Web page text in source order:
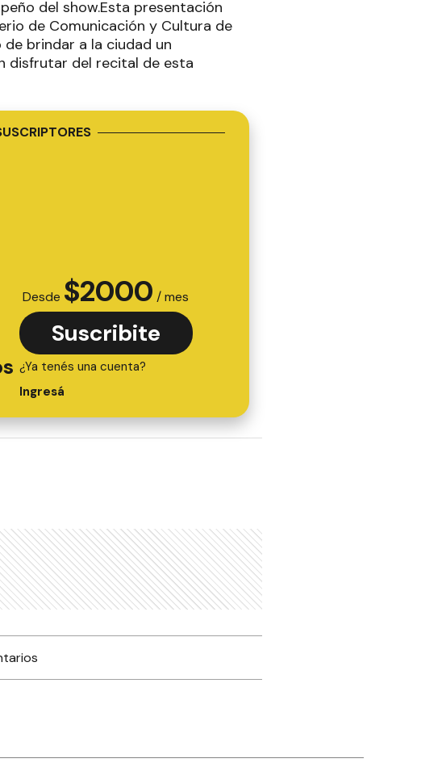
del show.Esta presentación
de Comunicación y Cultura de
brindar a la ciudad un
disfrutar del recital de esta
Desde $2000 / mes
Suscribite
¿Ya tenés una cuenta?
Ingresá